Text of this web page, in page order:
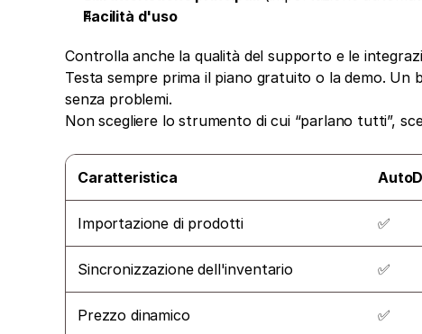
Facilità d'uso
Controlla anche la qualità del supporto e le
Testa sempre prima il piano gratuito o la demo.
senza problemi.
Non scegliere lo strumento di cui “parlano tutti”,
Caratteristica
Importazione di prodotti ✅
Sincronizzazione dell'inventario ✅
Prezzo dinamico ✅